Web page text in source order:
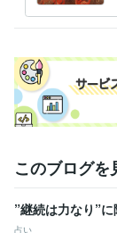
このブログを
”継続は力なり”
占い